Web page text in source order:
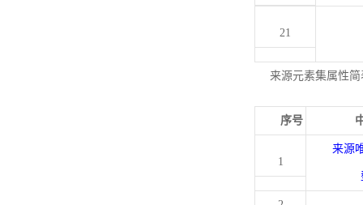
21
来源元素集属性简
序号
1
来源